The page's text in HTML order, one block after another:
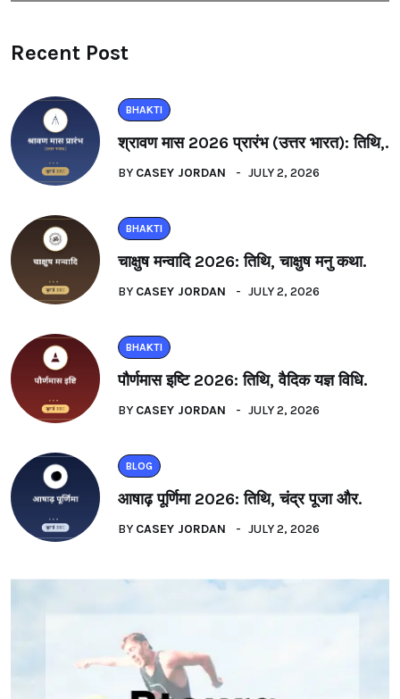
Recent Post
BHAKTI
श्रावण मास 2026 प्रारंभ (उत्तर भारत): तिथि,.
BY CASEY JORDAN JULY 2, 2026
BHAKTI
चाक्षुष मन्वादि 2026: तिथि, चाक्षुष मनु कथा.
BY CASEY JORDAN JULY 2, 2026
BHAKTI
पौर्णमास इष्टि 2026: तिथि, वैदिक यज्ञ विधि.
BY CASEY JORDAN JULY 2, 2026
BLOG
आषाढ़ पूर्णिमा 2026: तिथि, चंद्र पूजा और.
BY CASEY JORDAN JULY 2, 2026